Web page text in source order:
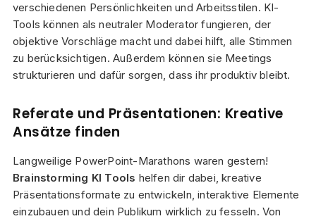
verschiedenen Persönlichkeiten und Arbeitsstilen. KI-
Tools können als neutraler Moderator fungieren, der
objektive Vorschläge macht und dabei hilft, alle Stimmen
zu berücksichtigen. Außerdem können sie Meetings
strukturieren und dafür sorgen, dass ihr produktiv bleibt.
Referate und Präsentationen: Kreative
Ansätze finden
Langweilige PowerPoint-Marathons waren gestern!
Brainstorming KI Tools helfen dir dabei, kreative
Präsentationsformate zu entwickeln, interaktive Elemente
einzubauen und dein Publikum wirklich zu fesseln. Von